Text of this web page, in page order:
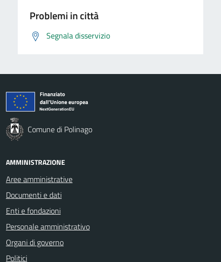
Problemi in città
Segnala disservizio
Comune di Polinago
AMMINISTRAZIONE
Aree amministrative
Documenti e dati
Enti e fondazioni
Personale amministrativo
Organi di governo
Politici